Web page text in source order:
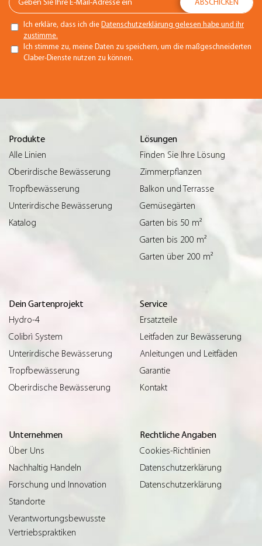
Ich erkläre, dass ich die Datenschutzerklärung gelesen habe und ihr
zustimme.
Ich stimme zu, meine Daten zu speichern, um die maßgeschneiderten
Claber-Dienste nutzen zu können.
Produkte
Alle Linien
Oberirdische Bewässerung
Tropfbewässerung
Unterirdische Bewässerung
Katalog
Lösungen
Finden Sie Ihre Lösung
Zimmerpflanzen
Balkon und Terrasse
Gemüsegärten
Garten bis 50 m²
Garten bis 200 m²
Garten über 200 m²
Dein Gartenprojekt
Hydro-4
Colibrì System
Unterirdische Bewässerung
Tropfbewässerung
Oberirdische Bewässerung
Service
Ersatzteile
Leitfaden zur Bewässerung
Anleitungen und Leitfäden
Garantie
Kontakt
Unternehmen
Über Uns
Nachhaltig Handeln
Forschung und Innovation
Standorte
Verantwortungsbewusste
Vertriebspraktiken
Rechtliche Angaben
Cookies-Richtlinien
Datenschutzerklärung
Datenschutzerklärung